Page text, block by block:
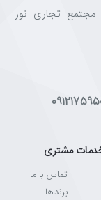
مجتمع تجاری نور
مشتری
تماس با ما
برندها